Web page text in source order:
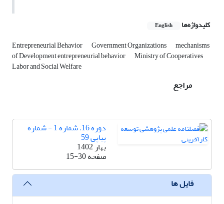
کلیدواژه‌ها English
Entrepreneurial Behavior Government Organizations mechanisms
of Development entrepreneurial behavior Ministry of Cooperatives
Labor and Social Welfare
مراجع
دوره 16، شماره 1 - شماره
پیاپی 59
بهار 1402
صفحه15-30
فایل ها